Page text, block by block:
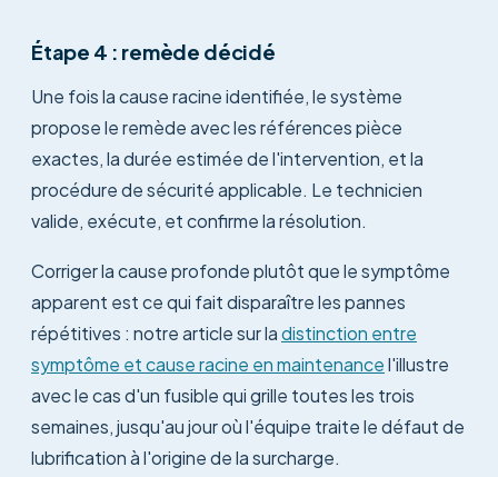
Étape 4 : remède décidé
Une fois la cause racine identifiée, le système
propose le remède avec les références pièce
exactes, la durée estimée de l'intervention, et la
procédure de sécurité applicable. Le technicien
valide, exécute, et confirme la résolution.
Corriger la cause profonde plutôt que le symptôme
apparent est ce qui fait disparaître les pannes
répétitives : notre article sur ladistinction entre
symptôme et cause racine en maintenancel'illustre
avec le cas d'un fusible qui grille toutes les trois
semaines, jusqu'au jour où l'équipe traite le défaut de
lubrification à l'origine de la surcharge.